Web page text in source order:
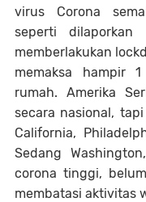
virus Corona
seperti
memberlakukan
memaksa hampir
rumah. Amerika
secara nasional,
California,
Sedang
corona tinggi,
membatasi aktivitas